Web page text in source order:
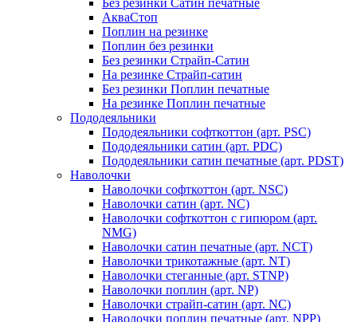
Без резинки Сатин печатные
АкваСтоп
Поплин на резинке
Поплин без резинки
Без резинки Страйп-Сатин
На резинке Страйп-сатин
Без резинки Поплин печатные
На резинке Поплин печатные
Пододеяльники
Пододеяльники софткоттон (арт. PSC)
Пододеяльники сатин (арт. PDC)
Пододеяльники сатин печатные (арт. PDST)
Наволочки
Наволочки софткоттон (арт. NSC)
Наволочки сатин (арт. NC)
Наволочки софткоттон с гипюром (арт.
NMG)
Наволочки сатин печатные (арт. NCT)
Наволочки трикотажные (арт. NT)
Наволочки стеганные (арт. STNP)
Наволочки поплин (арт. NP)
Наволочки страйп-сатин (арт. NC)
Наволочки поплин печатные (арт. NPP)